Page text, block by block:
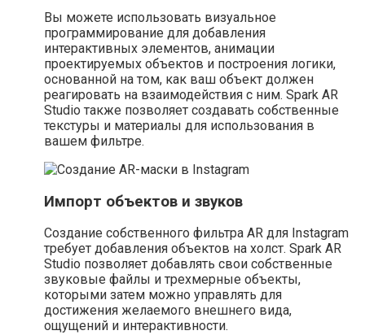
Вы можете использовать визуальное
программирование для добавления
интерактивных элементов, анимации
проектируемых объектов и построения логики,
основанной на том, как ваш объект должен
реагировать на взаимодействия с ним. Spark AR
Studio также позволяет создавать собственные
текстуры и материалы для использования в
вашем фильтре.
Импорт объектов и звуков
Создание собственного фильтра AR для Instagram
требует добавления объектов на холст. Spark AR
Studio позволяет добавлять свои собственные
звуковые файлы и трехмерные объекты,
которыми затем можно управлять для
достижения желаемого внешнего вида,
ощущений и интерактивности.